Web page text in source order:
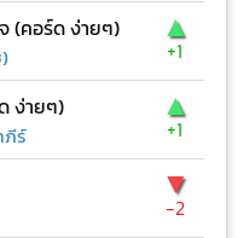
(คอร์ด ง่ายๆ) ▲
+1
ง่ายๆ)
ภีร์
▲
+1
▼
-2